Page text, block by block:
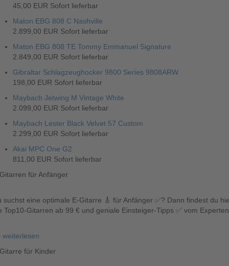
45,00 EUR Sofort lieferbar
Maton EBG 808 C Nashville
2.899,00 EUR Sofort lieferbar
Maton EBG 808 TE Tommy Emmanuel Signature
2.849,00 EUR Sofort lieferbar
Gibraltar Schlagzeughocker 9800 Series 9808ARW
198,00 EUR Sofort lieferbar
Maybach Jetwing M Vintage White
2.099,00 EUR Sofort lieferbar
Maybach Lester Black Velvet 57 Custom
2.299,00 EUR Sofort lieferbar
Akai MPC One G2
811,00 EUR Sofort lieferbar
für Anfänger
suchst eine optimale E-Gitarre 🎸 für Anfänger ✅? Dann findest du
Top10-Gitarren ab 99 € und geniale Einsteiger-Tipps ✅ vom Experten
weiterlesen
für Kinder